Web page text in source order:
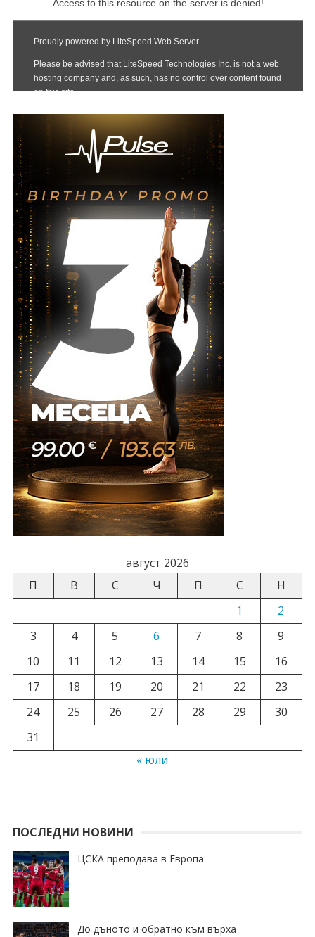
август 2026
П
В С Ч П С
Н
1
2
3
4 5 6 7 8
9
10
11 12 13 14 15
16
17
18 19 20 21 22
23
24
25 26 27 28 29
30
31
« юли
ПОСЛЕДНИ НОВИНИ
ЦСКА преподава в Европа
До дъното и обратно към върха